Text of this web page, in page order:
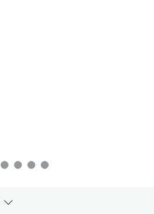
Toggle breadcrumbs